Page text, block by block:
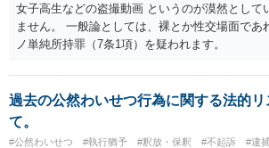
女子高生などの盗撮動画 というのが漠然として
ません。 一般論としては、裸とか性交場面であ
ノ単純所持罪（7条1項）を疑われます。
過去の公然わいせつ行為に関する法的
て。
#公然わいせつ #執行猶予 #釈放・保釈 #不起訴
#逮